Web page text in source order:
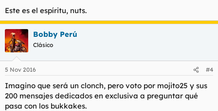
Este es el espíritu, nuts.
Bobby Perú
Clásico
5 Nov 2016 #4
Imagino que será un clonch, pero voto por mojito25 y sus
200 mensajes dedicados en exclusiva a preguntar qué
pasa con los bukkakes.